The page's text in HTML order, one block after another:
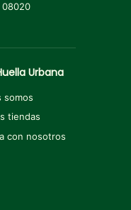
08020
Urbana
somos
tiendas
con nosotros